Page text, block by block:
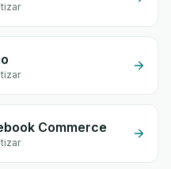
Commerce